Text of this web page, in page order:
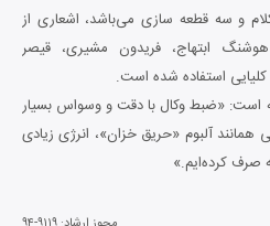
و سه قطعه سازی می‌باشد، اشعاری از
ابتهاج، فریدون مشیری، قیصر
استفاده شده است.
است: «ضبط وکال با دقت و وسواس بسیار
همانند آلبوم «حریق خزان»، انرژی زیادی
صرف کرده‌ایم.»